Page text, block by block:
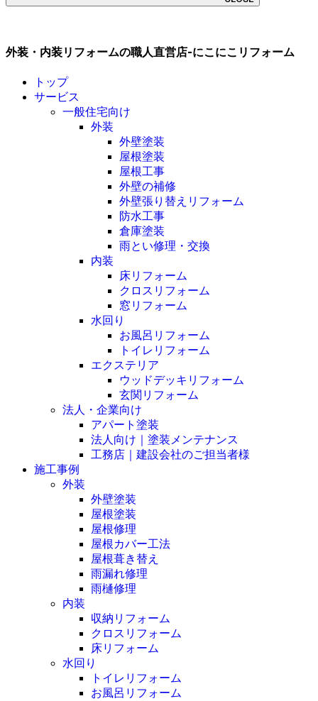
外装・内装リフォームの職人直営店-にこにこリフォーム
トップ
サービス
一般住宅向け
外装
外壁塗装
屋根塗装
屋根工事
外壁の補修
外壁張り替えリフォーム
防水工事
倉庫塗装
雨とい修理・交換
内装
床リフォーム
クロスリフォーム
窓リフォーム
水回り
お風呂リフォーム
トイレリフォーム
エクステリア
ウッドデッキリフォーム
玄関リフォーム
法人・企業向け
アパート塗装
法人向け｜塗装メンテナンス
工務店｜建設会社のご担当者様
施工事例
外装
外壁塗装
屋根塗装
屋根修理
屋根カバー工法
屋根葺き替え
雨漏れ修理
雨樋修理
内装
収納リフォーム
クロスリフォーム
床リフォーム
水回り
トイレリフォーム
お風呂リフォーム